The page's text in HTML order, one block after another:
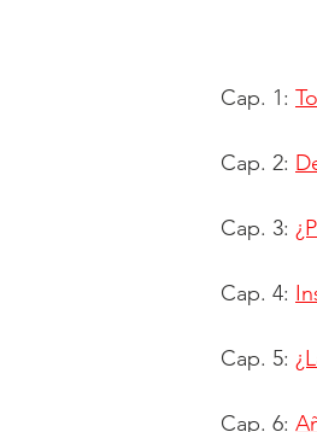
Cap. 1:
Cap. 2:
Cap. 3:
Cap. 4:
Cap. 5:
Cap. 6: